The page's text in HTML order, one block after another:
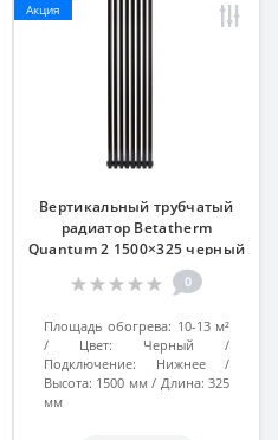
Акция
Вертикальный трубчатый
радиатор Betatherm
Quantum 2 1500×325 черный
0
Площадь обогрева: 10-13 м²
Цвет:
Черный
Подключение:
Нижнее
Высота: 1500 мм Длина: 325
мм